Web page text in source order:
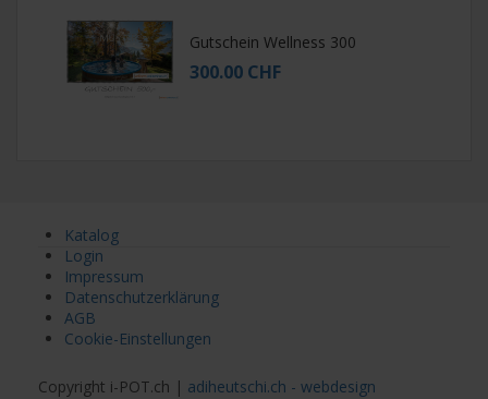
Gutschein Wellness 300
300.00 CHF
Katalog
Login
Impressum
Datenschutzerklärung
AGB
Cookie-Einstellungen
Copyright i-POT.ch | adiheutschi.ch - webdesign